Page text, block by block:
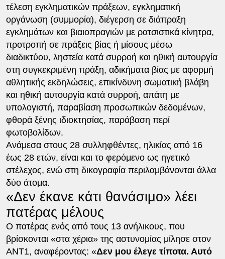
τέλεση εγκληματικών πράξεων, εγκληματική
οργάνωση (συμμορία), διέγερση σε διάπραξη
εγκλημάτων και βιαιοπραγιών με ρατσιστικά κίνητρα,
προτροπή σε πράξεις βίας ή μίσους μέσω
διαδικτύου, ληστεία κατά συρροή και ηθική αυτουργία
στη συγκεκριμένη πράξη, αδικήματα βίας με αφορμή
αθλητικής εκδηλώσεις, επικίνδυνη σωματική βλάβη
και ηθική αυτουργία κατά συρροή, απάτη με
υπολογιστή, παραβίαση προσωπικών δεδομένων,
φθορά ξένης ιδιοκτησίας, παράβαση περί
φωτοβολίδων.
Ανάμεσα στους 28 συλληφθέντες, ηλικίας από 16
έως 28 ετών, είναι και το φερόμενο ως ηγετικό
στέλεχος, ενώ στη δικογραφία περιλαμβάνονται άλλα
δύο άτομα.
«Δεν έκανε κάτι θανάσιμο» λέει
πατέρας μέλους
Ο πατέρας ενός από τους 13 ανήλικους, που
βρίσκονται «στα χέρια» της αστυνομίας μίλησε στον
ΑΝΤ1, αναφέροντας: «Δεν μου έλεγε τίποτα. Αυτό